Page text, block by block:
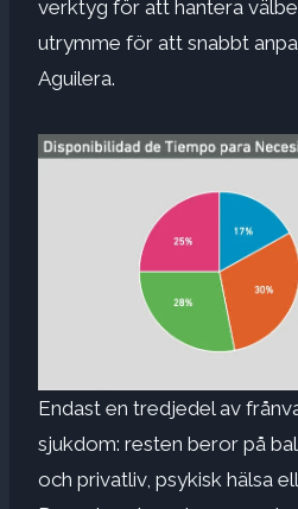
verktyg för att hantera
utrymme för att snabbt
Aguilera.
Endast en tredjedel av
sjukdom: resten beror på
och privatliv, psykisk hälsa